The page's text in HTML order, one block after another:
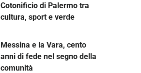
Cotonificio di Palermo tra
cultura, sport e verde
Messina e la Vara, cento
anni di fede nel segno della
comunità